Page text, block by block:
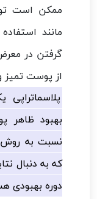
ممکن است
مانند
گرفتن در
از پوست
بهبود ظاهر
نسبت به
که به دنبال
دوره بهبودی